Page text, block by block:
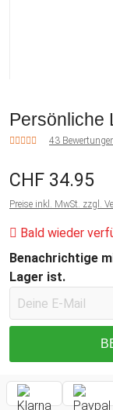
Persönliche
43
CHF 34.95
Preise inkl. MwSt. zzgl.
Bald wieder
Benachrichtige
Lager ist.